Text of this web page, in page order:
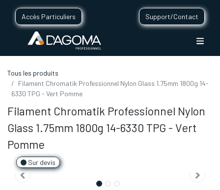
Accès Particuliers Support/Contact
Tous les produits
Filament Chromatik Professionnel Nylon Glass 1.75mm 1800g 14-
6330 TPG - Vert Pomme
Filament Chromatik Professionnel Nylon
Glass 1.75mm 1800g 14-6330 TPG - Vert
Pomme
Sur devis